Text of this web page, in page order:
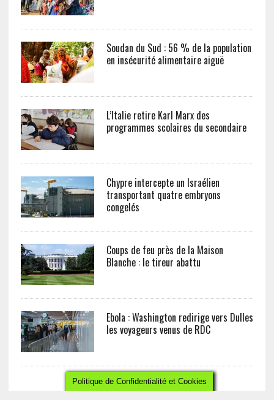
Soudan du Sud : 56 % de la population
en insécurité alimentaire aiguë
L’Italie retire Karl Marx des
programmes scolaires du secondaire
Chypre intercepte un Israélien
transportant quatre embryons
congelés
Coups de feu près de la Maison
Blanche : le tireur abattu
Ebola : Washington redirige vers Dulles
les voyageurs venus de RDC
Politique de Confidentialité et Cookies